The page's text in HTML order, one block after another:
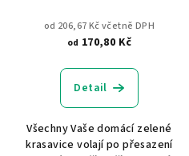
od 206,67 Kč včetně DPH
od 170,80 Kč
Detail
Všechny Vaše domácí zelené
krasavice volají po přesazení